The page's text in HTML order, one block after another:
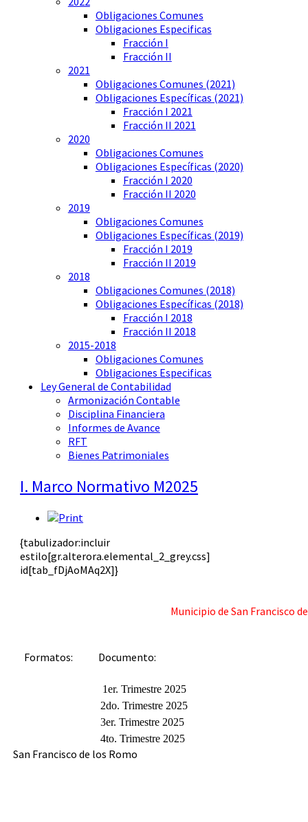
Obligaciones Comunes
Obligaciones Especificas
Fracción I
Fracción II
2021
Obligaciones Comunes (2021)
Obligaciones Específicas (2021)
Fracción I 2021
Fracción II 2021
2020
Obligaciones Comunes
Obligaciones Específicas (2020)
Fracción I 2020
Fracción II 2020
2019
Obligaciones Comunes
Obligaciones Específicas (2019)
Fracción I 2019
Fracción II 2019
2018
Obligaciones Comunes (2018)
Obligaciones Específicas (2018)
Fracción I 2018
Fracción II 2018
2015-2018
Obligaciones Comunes
Obligaciones Especificas
Ley General de Contabilidad
Armonización Contable
Disciplina Financiera
Informes de Avance
RFT
Bienes Patrimoniales
I. Marco Normativo M2025
{tabulizador:incluir
estilo[gr.alterora.elemental_2_grey.css]
id[tab_fDjAoMAq2X]}
Municipio de San Francisco
Formatos: Documento:
1er. Trimestre 2025
2do. Trimestre 2025
3er. Trimestre 2025
4to. Trimestre 2025
San Francisco de los Romo